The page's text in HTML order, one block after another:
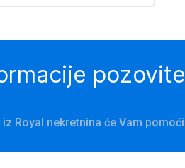
pozovite
Royal nekretnina će Vam pomoći